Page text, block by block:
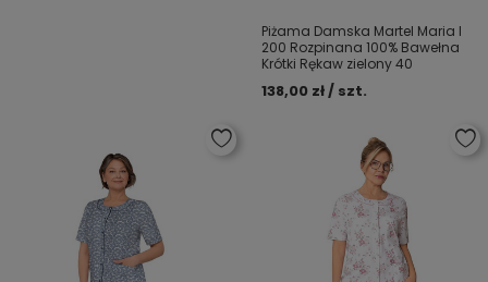
Piżama Damska Martel Maria I
200 Rozpinana 100% Bawełna
Krótki Rękaw zielony 40
138,00 zł / szt.